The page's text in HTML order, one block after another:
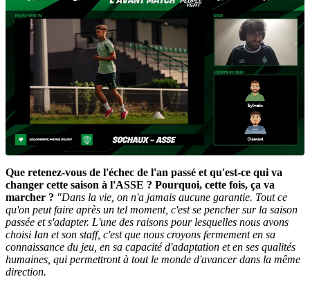
Que retenez-vous de l'échec de l'an passé et qu'est-ce qui va
changer cette saison à l'ASSE ? Pourquoi, cette fois, ça va
marcher ? "Dans la vie, on n'a jamais aucune garantie. Tout ce
qu'on peut faire après un tel moment, c'est se pencher sur la saison
passée et s'adapter. L'une des raisons pour lesquelles nous avons
choisi Ian et son staff, c'est que nous croyons fermement en sa
connaissance du jeu, en sa capacité d'adaptation et en ses qualités
humaines, qui permettront à tout le monde d'avancer dans la même
direction.